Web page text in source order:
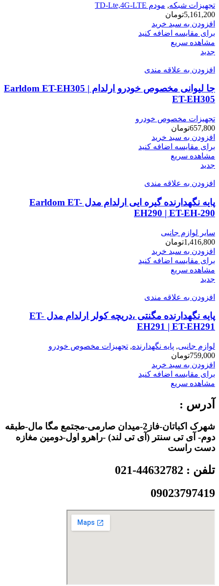
تجهیزات شبکه, مودم TD-Lte,4G-LTE
5,161,200تومان
افزودن به سبد خرید
برای مقایسه اضافه کنید
مشاهده سریع
جدید
افزودن به علاقه مندی
جا لیوانی مخصوص خودرو ارلدام Earldom ET-EH305 |
ET-EH305
تجهیزات مخصوص خودرو
657,800تومان
افزودن به سبد خرید
برای مقایسه اضافه کنید
مشاهده سریع
جدید
افزودن به علاقه مندی
پایه نگهدارنده گیره ایی ارلدام مدل Earldom ET-
EH290 | ET-EH-290
سایر لوازم جانبی
1,416,800تومان
افزودن به سبد خرید
برای مقایسه اضافه کنید
مشاهده سریع
جدید
افزودن به علاقه مندی
پایه نگهدارنده مگنتی ،دریچه کولر ارلدام مدل ET-
EH291 | ET-EH291
لوازم جانبی, پایه نگهدارنده, تجهیزات مخصوص خودرو
759,000تومان
افزودن به سبد خرید
برای مقایسه اضافه کنید
مشاهده سریع
آدرس :
شهرک اکباتان-فاز2-میدان صارمی-مجتمع مگا مال-طبقه
دوم- آی تی سنتر (آی تی لند) -راهرو اول-دومین مغازه
دست راست
تلفن : 44632782-021
09023797419